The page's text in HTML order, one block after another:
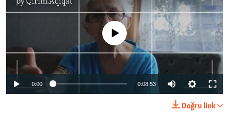
byQırım.Aqiqat
No media source currently available
0:00 0:08:53
Doğru link